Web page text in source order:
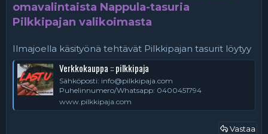
omavalintaista Nappula-tasuria
Pilkkipajan valikoimasta
Ilmajoella käsityönä tehtävät Pilkkipajan tasurit löytyy
Verkkokauppa :: pilkkipaja
Sähköposti: info@pilkkipaja.com
Puhelinnumero/Whatsapp: 0400451794
www.pilkkipaja.com
Vastaa